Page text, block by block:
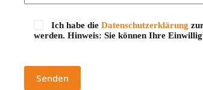
Ich habe dieDatenschutzerklärung
werden. Hinweis: Sie können Ihre